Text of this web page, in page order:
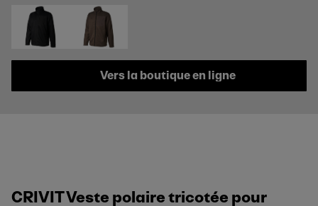
Vers la boutique en ligne
CRIVIT Veste polaire tricotée pour